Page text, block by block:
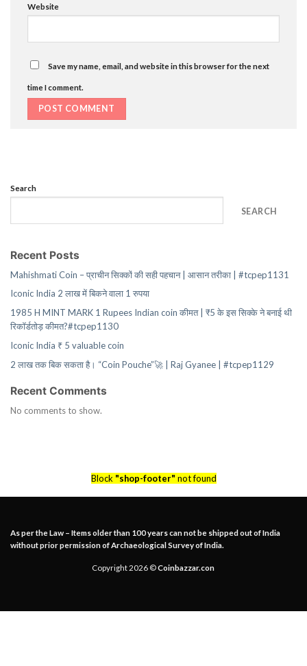
Website
Save my name, email, and website in this browser for the next
time I comment.
Search
SEARCH
Recent Posts
Mahishmati Coin – प्राचीन सिक्कों की सही पहचान | आसान तरीका | #tcpep1131
Iconic India 2 लाख में बिकने वाला 1 रुपया
1985 H MINT MARK 1 Rupees Indian coin कीमत | ₹5 के इस सिक्के ने बनाई थी
रिकॉर्डतोड़ कीमत?#tcpep1130
Iconic India ₹ 5 valuable coin
2 लाख तक बिक सकता है। “Coin Pouche”🚀 | Raj Gyanee | #tcpep1129
Recent Comments
No comments to show.
Block "shop-footer" not found
As per the Law – Items older than 100 years can not be shipped out of India
without prior permission of Archaeological Survey of India.
Copyright 2026 ©Coinbazzar.con